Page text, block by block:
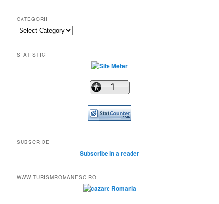
CATEGORII
Categorii
STATISTICI
SUBSCRIBE
Subscribe in a reader
WWW.TURISMROMANESC.RO